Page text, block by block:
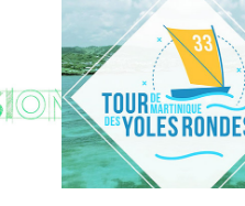
Le Tour de
Martinique des
Yoles Rondes